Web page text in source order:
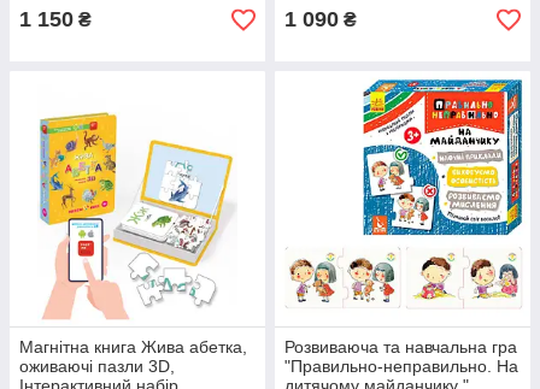
1 150 ₴ 1 090 ₴
Магнітна книга Жива абетка,
оживаючі пазли 3D,
Розвиваюча та навчальна гра
"Правильно-неправильно. На